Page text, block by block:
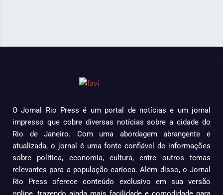
O Jornal Rio Press é um portal de notícias e um jornal
impresso que cobre diversas notícias sobre a cidade do
Rio de Janeiro. Com uma abordagem abrangente e
atualizada, o jornal é uma fonte confiável de informações
sobre política, economia, cultura, entre outros temas
relevantes para a população carioca. Além disso, o Jornal
Rio Press oferece conteúdo exclusivo em sua versão